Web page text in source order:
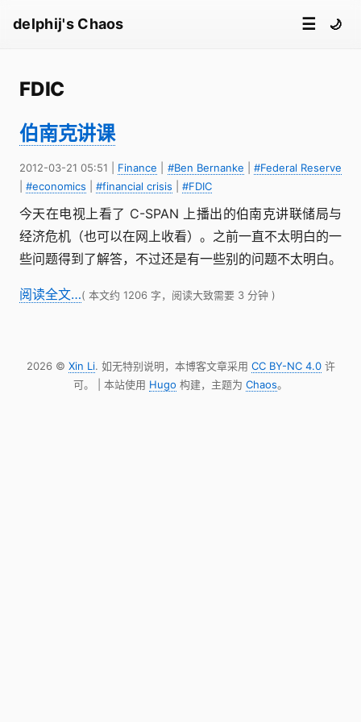
delphij's Chaos ☰ 🌙
FDIC
伯南克讲课
2012-03-21 05:51 Finance #Ben Bernanke
#Federal Reserve
#economics #financial crisis #FDIC
今天在电视上看了 C-SPAN 上播出的伯南克讲联储局与
经济危机（也可以在网上收看）。之前一直不太明白的一
些问题得到了解答，不过还是有一些别的问题不太明白。
阅读全文…( 本文约 1206 字，阅读大致需要 3 分钟 )
2026 © Xin Li. 如无特别说明，本博客文章采用 CC BY-NC 4.0许
可。 | 本站使用 Hugo 构建，主题为 Chaos。